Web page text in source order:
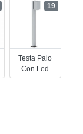
Testa Palo
Con Led
19